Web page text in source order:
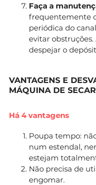
Faça a
frequentemente
periódica do
evitar
despejar o
VANTAGENS E
MÁQUINA DE SECAR
Há 4 vantagens
Poupa tempo:
num estendal,
estejam
Não precisa de
engomar.